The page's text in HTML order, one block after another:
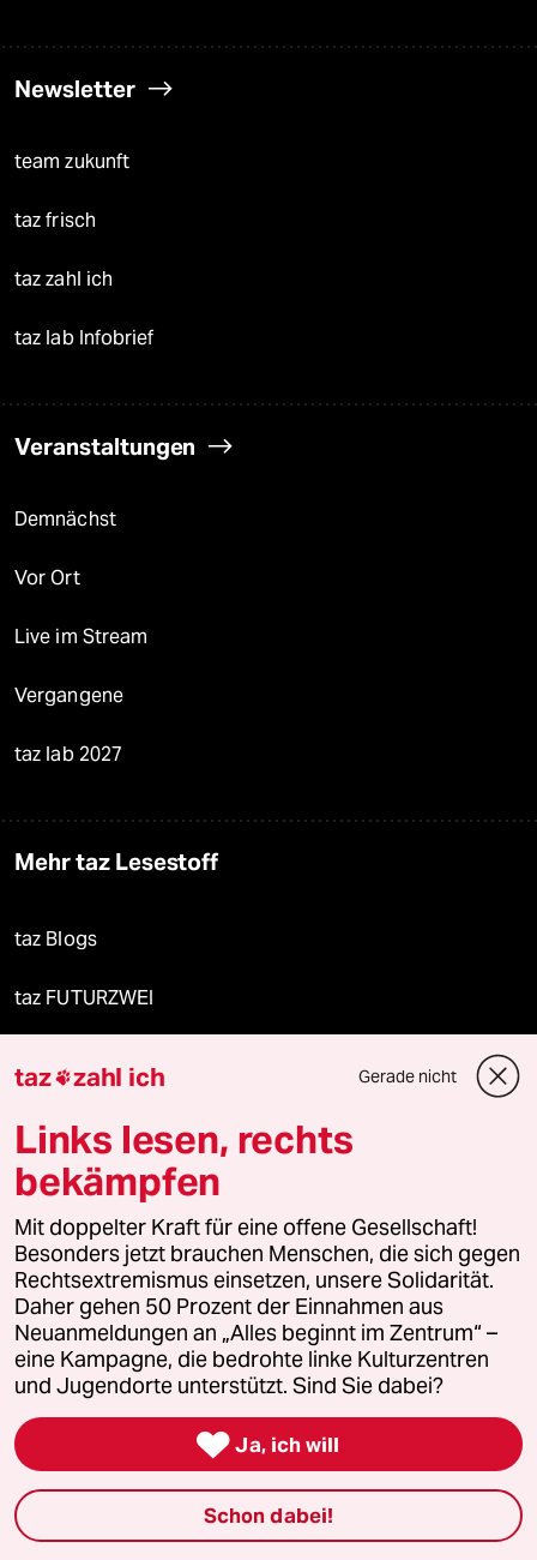
Newsletter
team zukunft
taz frisch
taz zahl ich
taz lab Infobrief
Veranstaltungen
Demnächst
Vor Ort
Live im Stream
Vergangene
taz lab 2027
Mehr taz Lesestoff
taz Blogs
taz FUTURZWEI
Mehr taz Angebote
Reisen
Kantine
Shop
Anzeigen
taz zahl ich Gerade nicht
Links lesen, rechts
bekämpfen
Mit doppelter Kraft für eine offene Gesellschaft!
Besonders jetzt brauchen Menschen, die sich gegen
Rechtsextremismus einsetzen, unsere Solidarität.
Daher gehen 50 Prozent der Einnahmen aus
Neuanmeldungen an „Alles beginnt im Zentrum“ –
eine Kampagne, die bedrohte linke Kulturzentren
und Jugendorte unterstützt. Sind Sie dabei?
 Ja, ich will
Schon dabei!